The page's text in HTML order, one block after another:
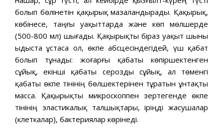
болып бөлінетін қақырық мазаландырады. Қақырық,
көбінесе, таңғы уақыттарда және көп мөлшерде
(500-800 мл) шығады. Қақырықты біраз уақыт шыны
ыдыста ұстаса ол, өкпе абсцесіндегідей, үш қабат
болып тұнады: жоғарғы қабаты көпіршектенген
сұйық, екінші қабаты серозды сұйық, ал төменгі
қабаты өкпе тінінің бөлшектерінен тұратын ұнтақты
масса. Қақырықты микроскоппен зертегенде өкпе
тінінің эластикалық талшықтары, іріңді жасушалар
(клеткалар), бактериялар көрінеді.